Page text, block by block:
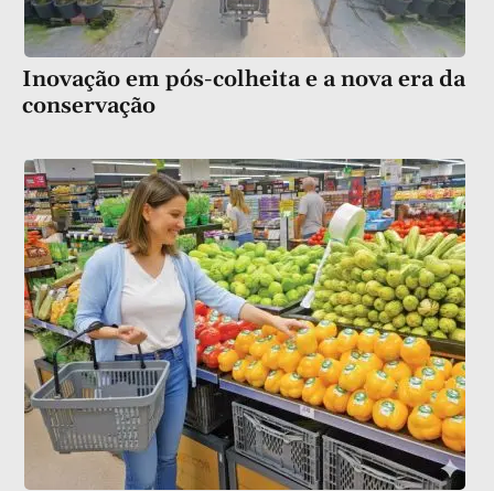
Inovação em pós-colheita e a nova era da
conservação